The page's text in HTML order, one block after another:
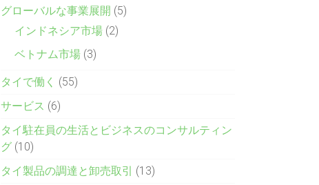
グローバルな事業展開 (5)
インドネシア市場 (2)
ベトナム市場 (3)
タイで働く (55)
サービス (6)
タイ駐在員の生活とビジネスのコンサルティン
グ (10)
タイ製品の調達と卸売取引 (13)